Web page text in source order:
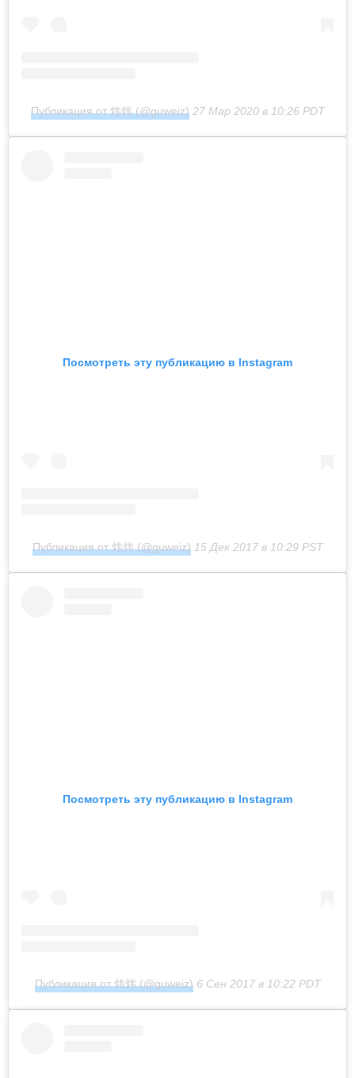
Публикация от 炜炜 (@guweiz) 27 Мар 2020 в 10:26 PDT
Посмотреть эту публикацию в Instagram
Публикация от 炜炜 (@guweiz) 15 Дек 2017 в 10:29 PST
Посмотреть эту публикацию в Instagram
Публикация от 炜炜 (@guweiz) 6 Сен 2017 в 10:22 PDT